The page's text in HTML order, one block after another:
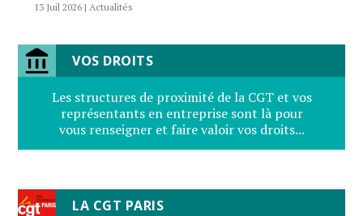
13 Juil 2026 |Actualités
VOS DROITS
Les structures de proximité de la CGT et vos
représentants en entreprise sont là pour
vous renseigner et faire valoir vos droits...
LA CGT PARIS